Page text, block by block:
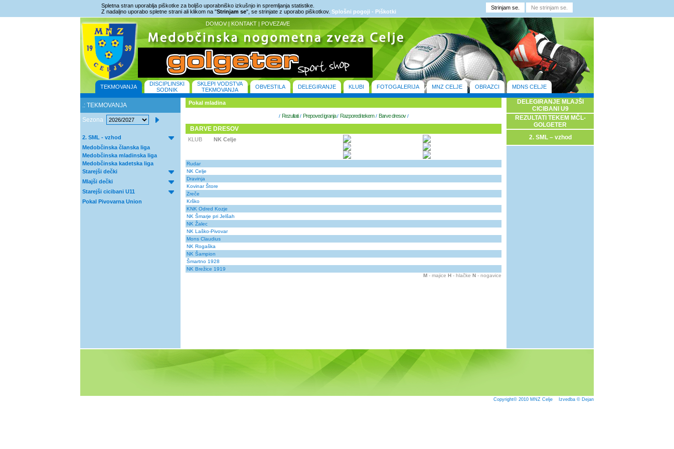
Spletna stran uporablja piškotke za boljšo uporabniško izkušnjo in spremljanja statistike.
Z nadaljno uporabo spletne strani ali klikom na "Strinjam se", se strinjate z uporabo piškotkov. Splošni pogoji - Piškotki
DOMOV | KONTAKT | POVEZAVE
TEKMOVANJA
DISCIPLINSKI
SODNIK
SKLEPI VODSTVA
TEKMOVANJA
OBVESTILA DELEGIRANJE KLUBI FOTOGALERIJA MNZ CELJE OBRAZCI MDNS CELJE
.: TEKMOVANJA
Sezona
2. SML - vzhod
Medobčinska članska liga
Medobčinska mladinska liga
Medobčinska kadetska liga
Starejši dečki
Mlajši dečki
Starejši cicibani U11
Pokal Pivovarna Union
Pokal mladina
/ Rezultati/ Prepoved igranja/ Razporedi tekem/ Barve dresov/
BARVE DRESOV
KLUB NK Celje
Rudar
NK Celje
Dravinja
Kovinar Štore
Zreče
Krško
KNK Odred Kozje
NK Šmarje pri Jelšah
NK Žalec
NK Laško-Pivovar
Mons Claudius
NK Rogaška
NK Šampion
Šmartno 1928
NK Brežice 1919
M - majice H - hlačke N - nogavice
DELEGIRANJE MLAJŠI
CICIBANI U9
REZULTATI TEKEM MČL-
GOLGETER
2. SML – vzhod
Copyright© 2010 MNZ Celje Izvedba © Dejan